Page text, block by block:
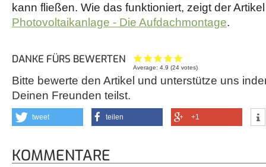
kann fließen. Wie das funktioniert, zeigt der
Photovoltaikanlage - Die Aufdachmontage.
DANKE FÜRS BEWERTEN
Average:4.9 (24 votes)
Bitte bewerte den Artikel und unterstütze uns
Deinen Freunden teilst.
tweet teilen +1
KOMMENTARE